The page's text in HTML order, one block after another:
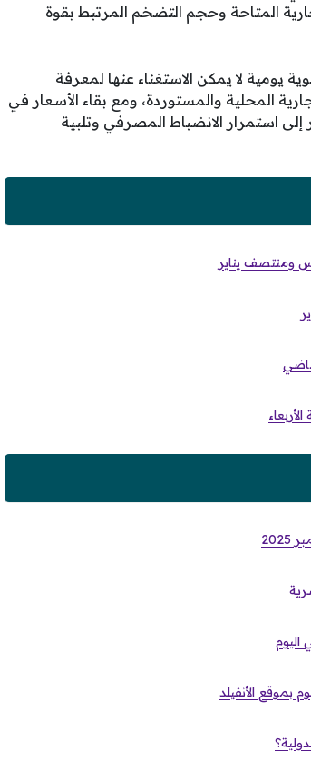
المتاحة وحجم التضخم المرتبط بقوة
يومية لا يمكن الاستغناء عنها لمعرفة
المحلية والمستوردة، ومع بقاء الأسعار في
2025 تظل التوقعات تشير إلى استمرار الانضباط المصرفي وتلبية
اليوم
بموقع الأنفيلد